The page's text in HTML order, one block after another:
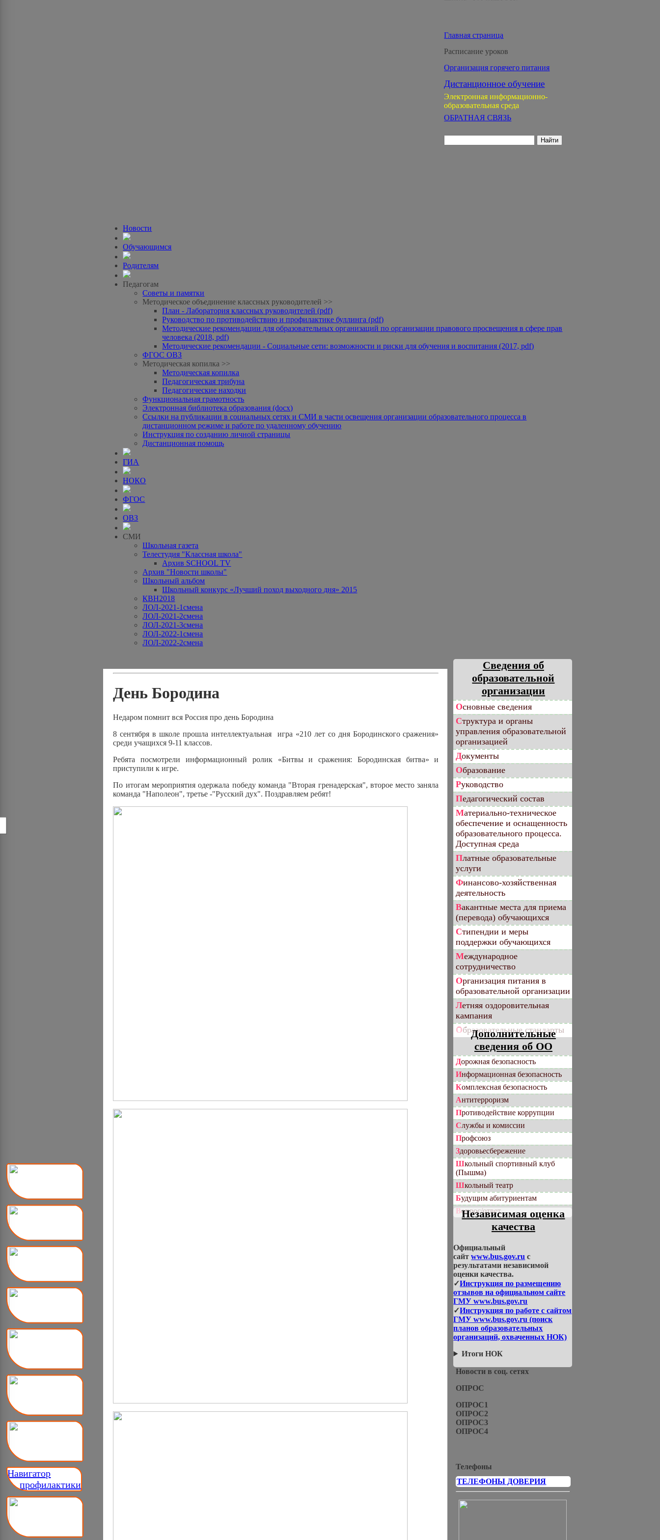
Навигатор
__ профилактики
Главная страница
Расписание уроков
Организация горячего питания
Дистанционное обучение
Электронная информационно-
образовательная среда
ОБРАТНАЯ СВЯЗЬ
Новости
Обучающимся
Родителям
Педагогам
Советы и памятки
Методическое объединение классных руководителей >>
План - Лаборатория классных руководителей (pdf)
Руководство по противодействию и профилактике буллинга (pdf)
Методические рекомендации для образовательных организаций по организации правового просвещения в сфере прав
человека (2018, pdf)
Методические рекомендации - Социальные сети: возможности и риски для обучения и воспитания (2017, pdf)
ФГОС ОВЗ
Методическая копилка >>
Методическая копилка
Педагогическая трибуна
Педагогические находки
Функциональная грамотность
Электронная библиотека образования (docx)
Ссылки на публикации в социальных сетях и СМИ в части освещения организации образовательного процесса в
дистанционном режиме и работе по удаленному обучению
Инструкция по созданию личной страницы
Дистанционная помощь
ГИА
НОКО
ФГОС
ОВЗ
СМИ
Школьная газета
Телестудия "Классная школа"
Архив SCHOOL TV
Архив "Новости школы"
Школьный альбом
Школьный конкурс «Лучший поход выходного дня» 2015
КВН2018
ЛОЛ-2021-1смена
ЛОЛ-2021-2смена
ЛОЛ-2021-3смена
ЛОЛ-2022-1смена
ЛОЛ-2022-2смена
День Бородина
Недаром помнит вся Россия про день Бородина
8 сентября в школе прошла интеллектуальная игра «210 лет со дня Бородинского сражения»
среди учащихся 9-11 классов.
Ребята посмотрели информационный ролик «Битвы и сражения: Бородинская битва» и
приступили к игре.
По итогам мероприятия одержала победу команда "Вторая гренадерская", второе место заняла
команда "Наполеон", третье -"Русский дух". Поздравляем ребят!
Сведения об
образовательной
организации
Основные сведения
Структура и органы
управления образовательной
организацией
Документы
Образование
Руководство
Педагогический состав
Материально-техническое
обеспечение и оснащенность
образовательного процесса.
Доступная среда
Платные образовательные
услуги
Финансово-хозяйственная
деятельность
Вакантные места для приема
(перевода) обучающихся
Стипендии и меры
поддержки обучающихся
Международное
сотрудничество
Организация питания в
образовательной организации
Летняя оздоровительная
кампания
Образовательные стандарты
Дополнительные
сведения об ОО
Дорожная безопасность
Информационная безопасность
Комплексная безопасность
Антитерроризм
Противодействие коррупции
Службы и комиссии
Профсоюз
Здоровьесбережение
Школьный спортивный клуб
(Пышма)
Школьный театр
Будущим абитуриентам
Вопрос/ответ
Независимая оценка
качества
Официальный
сайтwww.bus.gov.ru с
результатами независимой
оценки качества.
✓Инструкция по размещению
отзывов на официальном сайте
ГМУ www.bus.gov.ru
✓Инструкция по работе с сайтом
ГМУ www.bus.gov.ru (поиск
планов образовательных
организаций, охваченных НОК)
Итоги НОК
Новости в соц. сетях
ОПРОС
ОПРОС1
ОПРОС2
ОПРОС3
ОПРОС4
Телефоны
ТЕЛЕФОНЫ ДОВЕРИЯ